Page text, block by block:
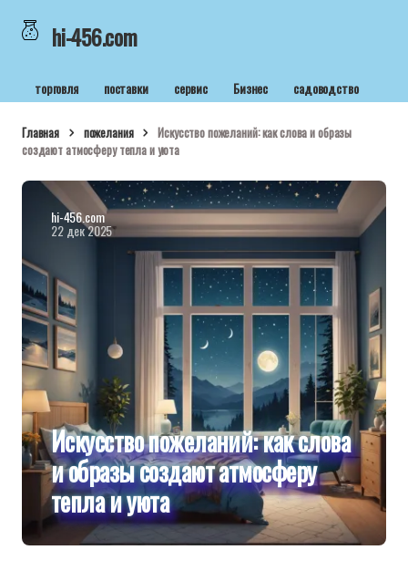
hi-456.com
торговля поставки сервис Бизнес садоводство
Главная пожелания
Искусство пожеланий: как слова и образы
создают атмосферу тепла и уюта
hi-456.com
22 дек 2025
Искусство пожеланий: как слова
и образы создают атмосферу
тепла и уюта